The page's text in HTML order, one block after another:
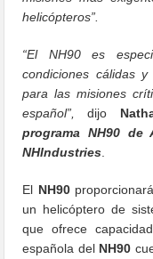
helicópteros”.
“El NH90 es
condiciones cálidas
para las misiones
español”,
dijo
programa NH90
NHIndustries
El NH90
un helicóptero de
que ofrece
española del NH90